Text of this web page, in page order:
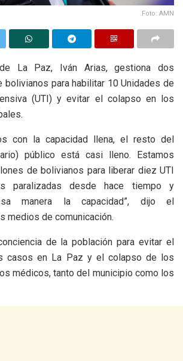
Foto: AMN
La Paz, Iván Arias, gestiona dos
bolivianos para habilitar 10 Unidades de
(UTI) y evitar el colapso en los
con la capacidad llena, el resto del
público está casi lleno. Estamos
de bolivianos para liberar diez UTI
paralizadas desde hace tiempo y
manera la capacidad”, dijo el
medios de comunicación.
de la población para evitar el
casos en La Paz y el colapso de los
médicos, tanto del municipio como los